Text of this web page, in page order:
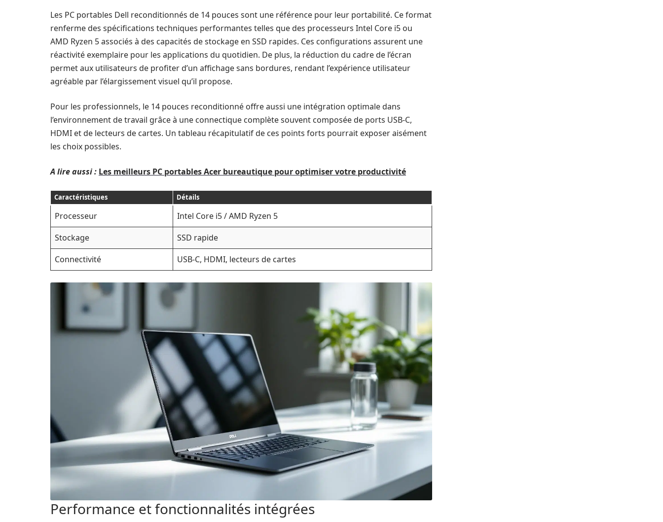
Les PC portables Dell reconditionnés de 14 pouces sont une référence pour leur portabilité. Ce format
renferme des spécifications techniques performantes telles que des processeurs Intel Core i5 ou
AMD Ryzen 5 associés à des capacités de stockage en SSD rapides. Ces configurations assurent une
réactivité exemplaire pour les applications du quotidien. De plus, la réduction du cadre de l’écran
permet aux utilisateurs de profiter d’un affichage sans bordures, rendant l’expérience utilisateur
agréable par l’élargissement visuel qu’il propose.
Pour les professionnels, le 14 pouces reconditionné offre aussi une intégration optimale dans
l’environnement de travail grâce à une connectique complète souvent composée de ports USB-C,
HDMI et de lecteurs de cartes. Un tableau récapitulatif de ces points forts pourrait exposer aisément
les choix possibles.
A lire aussi : Les meilleurs PC portables Acer bureautique pour optimiser votre productivité
Caractéristiques Détails
Processeur
Intel Core i5 / AMD Ryzen 5
Stockage
SSD rapide
Connectivité
USB-C, HDMI, lecteurs de cartes
Performance et fonctionnalités intégrées